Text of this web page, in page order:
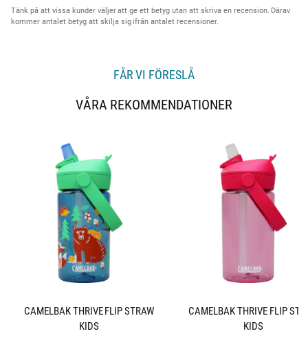
a
v
t
j
r
Betyg Bilder
Tänk på att vissa kunder väljer att ge ett betyg utan att skriva en recension. Därav
kommer antalet betyg att skilja sig ifrån antalet recensioner.
FÅR VI FÖRESLÅ
VÅRA REKOMMENDATIONER
CAMELBAK THRIVE FLIP STRAW
KIDS
CAMELBAK THRIVE FLIP
KIDS